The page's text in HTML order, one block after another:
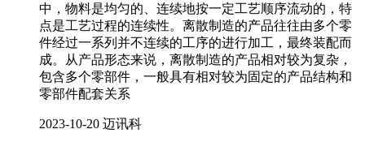
中，物料是均匀的、连续地按一定工艺顺序流动的，特
点是工艺过程的连续性。离散制造的产品往往由多个零
件经过一系列并不连续的工序的进行加工，最终装配而
成。从产品形态来说，离散制造的产品相对较为复杂，
包含多个零部件，一般具有相对较为固定的产品结构和
零部件配套关系
2023-10-20 迈讯科